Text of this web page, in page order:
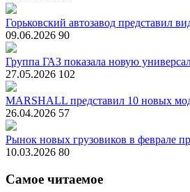
Горьковский автозавод представил
09.06.2026 90
Группа ГАЗ показала новую
27.05.2026 102
MARSHALL представил 10 новых
26.04.2026 57
Рынок новых грузовиков в феврале
10.03.2026 80
Самое читаемое